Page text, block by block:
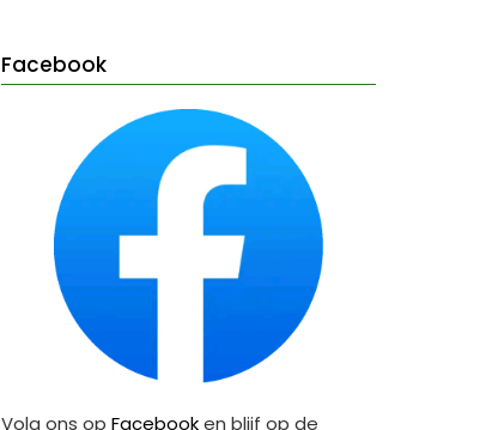
Facebook
Volg ons op Facebooken blijf op de